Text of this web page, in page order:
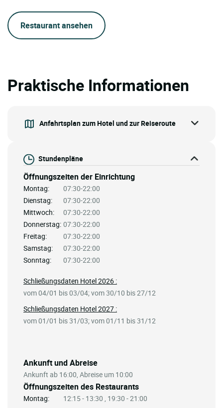
Restaurant ansehen
Praktische Informationen
Anfahrtsplan zum Hotel und zur Reiseroute
Stundenpläne
Öffnungszeiten der Einrichtung
Montag:
07:30-22:00
Dienstag:
07:30-22:00
Mittwoch:
07:30-22:00
Donnerstag: 07:30-22:00
Freitag:
07:30-22:00
Samstag:
07:30-22:00
Sonntag:
07:30-22:00
Ankunft und Abreise
Ankunft ab 16:00, Abreise um 10:00
Öffnungszeiten des Restaurants
Montag:
12:15 - 13:30 , 19:30 - 21:00
Schließungsdaten Hotel 2026 :
vom 04/01 bis 03/04; vom 30/10 bis 27/12
Schließungsdaten Hotel 2027 :
vom 01/01 bis 31/03; vom 01/11 bis 31/12